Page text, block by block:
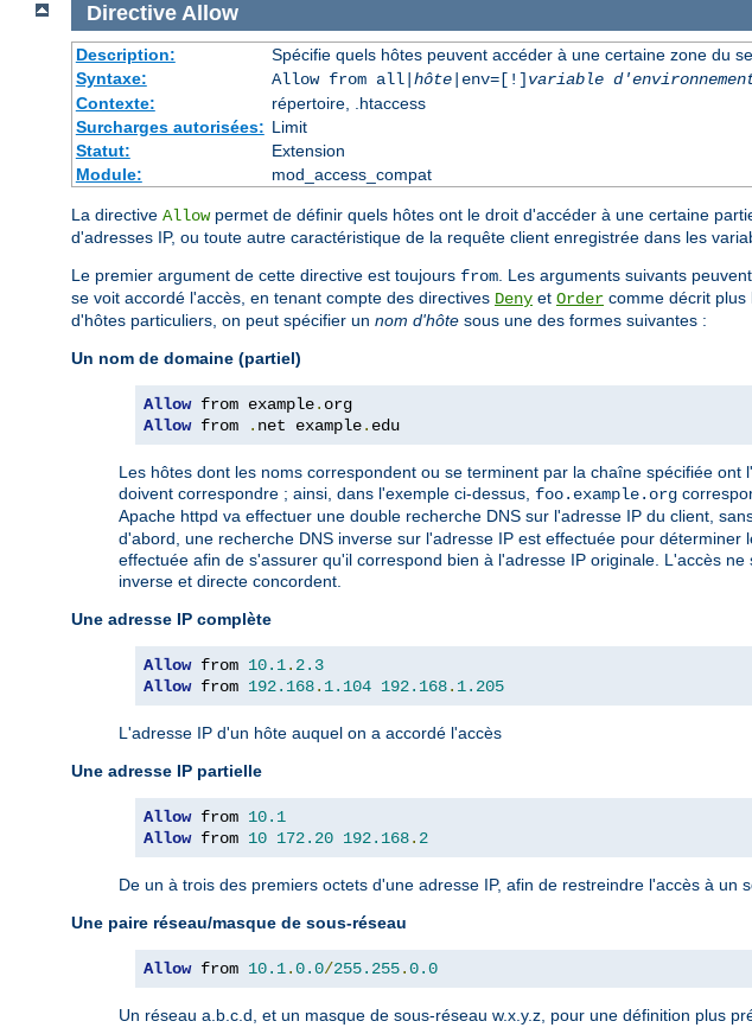
Directive Allow
Description:
Spécifie quels hôtes peuvent accéder à une certaine zone du
Syntaxe:
Allow from all| hôte|env=[!] variable
Contexte:
répertoire, .htaccess
Surcharges autorisées: Limit
Statut:
Extension
Module:
mod_access_compat
La directive Allowpermet de définir quels hôtes ont le droit d'accéder à une certaine
d'adresses IP, ou toute autre caractéristique de la requête client enregistrée dans les
Le premier argument de cette directive est toujours from . Les arguments suivants
se voit accordé l'accès, en tenant compte des directives Deny et Order comme décrit
d'hôtes particuliers, on peut spécifier un nom d'hôte sous une des formes suivantes :
Un nom de domaine (partiel)
Allow from example.
Allow from . net example. edu
Les hôtes dont les noms correspondent ou se terminent par la chaîne spécifiée
doivent correspondre ; ainsi, dans l'exemple ci-dessus, foo.example.org
Apache httpd va effectuer une double recherche DNS sur l'adresse IP du client,
d'abord, une recherche DNS inverse sur l'adresse IP est effectuée pour
effectuée afin de s'assurer qu'il correspond bien à l'adresse IP originale. L'accès
inverse et directe concordent.
Une adresse IP complète
Allow from 10.1. 2.3
Allow from 192.168. 1.104 192.168. 1.205
L'adresse IP d'un hôte auquel on a accordé l'accès
Une adresse IP partielle
Allow from 10.1
Allow from 10 172.20 192.168. 2
De un à trois des premiers octets d'une adresse IP, afin de restreindre l'accès à un
Une paire réseau/masque de sous-réseau
Allow from 10.1.0.0/255.255.0.0
Un réseau a.b.c.d, et un masque de sous-réseau w.x.y.z, pour une définition plus